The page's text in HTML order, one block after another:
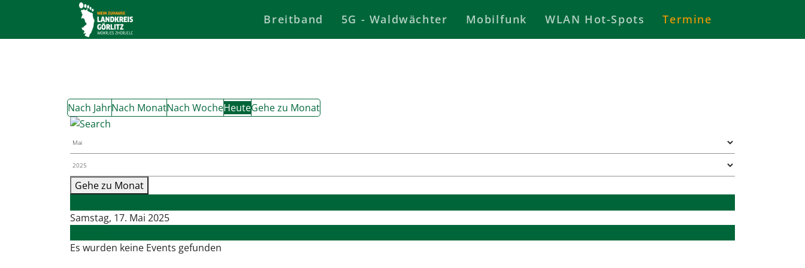
Breitband 5G - Waldwächter Mobilfunk WLAN Hot-Spots Termine
Nach JahrNach MonatNach WocheHeuteGehe zu Monat
Gehe zu Monat
Samstag, 17. Mai 2025
Es wurden keine Events gefunden